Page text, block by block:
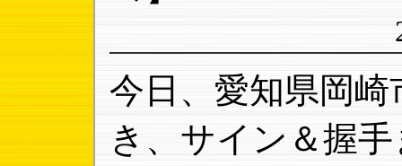
今日、愛知県岡
き、サイン＆握